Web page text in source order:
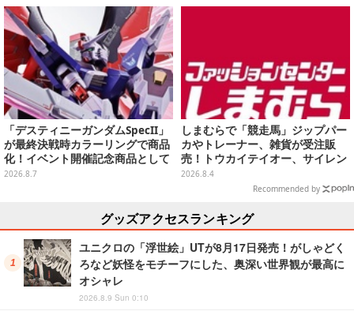
「デスティニーガンダムSpecII」
が最終決戦時カラーリングで商品
化！イベント開催記念商品として
METAL ROBOT魂に新登場
2026.8.7
しまむらで「競走馬」ジップパー
カやトレーナー、雑貨が受注販
売！トウカイテイオー、サイレン
ススズカなど名馬5頭をデザイン
2026.8.4
Recommended by
グッズアクセスランキング
ユニクロの「浮世絵」UTが8月17日発売！がしゃどく
ろなど妖怪をモチーフにした、奥深い世界観が最高に
オシャレ
2026.8.9 Sun 0:10